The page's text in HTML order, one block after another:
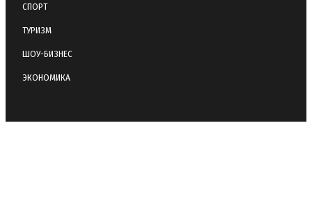
СПОРТ
ТУРИЗМ
ШОУ-БИЗНЕС
ЭКОНОМИКА